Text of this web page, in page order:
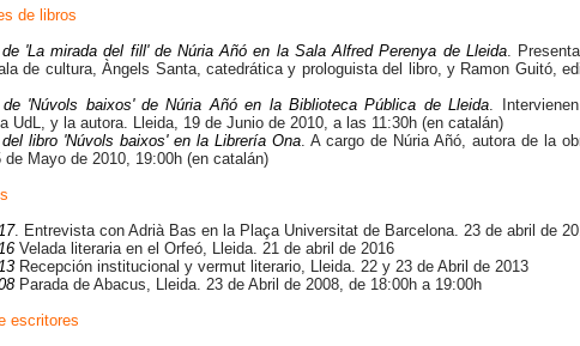
de libros
'La mirada del fill' de Núria Añó en la Sala Alfred Perenya de Lleida.
de cultura, Àngels Santa, catedrática y prologuista del libro, y Ramon Guitó,
de 'Núvols baixos' de Núria Añó en la Biblioteca Pública de Lleida.
UdL, y la autora. Lleida, 19 de Junio de 2010, a las 11:30h (en catalán)
libro 'Núvols baixos' en la Librería Ona. A cargo de Núria Añó, autora de la
de Mayo de 2010, 19:00h (en catalán)
. Entrevista con Adrià Bas en la Plaça Universitat de Barcelona. 23 de abril de
Velada literaria en el Orfeó, Lleida. 21 de abril de 2016
Recepción institucional y vermut literario, Lleida. 22 y 23 de Abril de 2013
Parada de Abacus, Lleida. 23 de Abril de 2008, de 18:00h a 19:00h
escritores